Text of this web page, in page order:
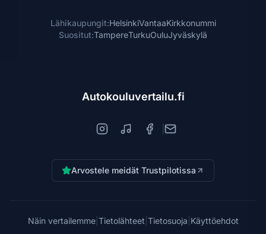
Lähikaupungit:HelsinkiVantaaKirkkonummi
Suositut:TampereTurkuOuluJyväskylä
Autokouluvertailu.fi
Arvostele meidät Trustpilotissa
Näin vertailemme| Tietolähteet Tietosuoja Käyttöehdot